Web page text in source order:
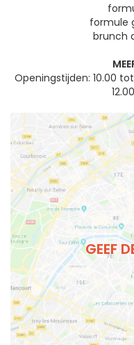
formule
brunch
Openingstijden: 10.00
GEEF